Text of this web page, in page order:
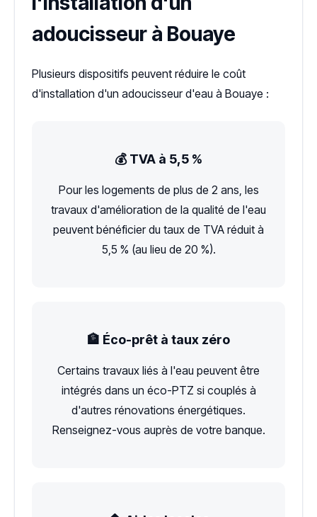
adoucisseur à Bouaye
Plusieurs dispositifs peuvent réduire le coût
d'installation d'un adoucisseur d'eau à Bouaye :
💰 TVA à 5,5 %
Pour les logements de plus de 2 ans, les
travaux d'amélioration de la qualité de l'eau
peuvent bénéficier du taux de TVA réduit à
5,5 % (au lieu de 20 %).
🏦 Éco-prêt à taux zéro
Certains travaux liés à l'eau peuvent être
intégrés dans un éco-PTZ si couplés à
d'autres rénovations énergétiques.
Renseignez-vous auprès de votre banque.